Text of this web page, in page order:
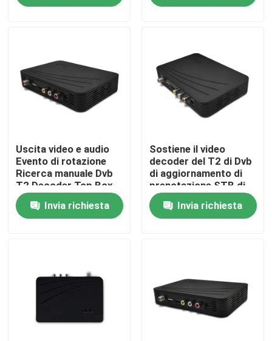
Mostra VR
Chi siamo
Fatory Tour
Controllo di qualità
Contattaci
Scatola superiore di set televisivo
Uscita video e audio
Evento di rotazione
Ricerca manuale Dvb
T2 Decoder Top Box
Invia richiesta
Sostiene il video
decoder del T2 di Dvb
di aggiornamento di
prenotazione STB di
Manica dell'alta
definizioneInvia richiesta